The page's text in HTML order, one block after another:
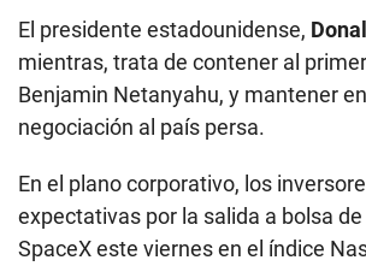
El presidente estadounidense,
mientras, trata de contener al
Benjamin Netanyahu, y mantener
negociación al país persa.
En el plano corporativo, los
expectativas por la salida a bolsa
SpaceX este viernes en el índice